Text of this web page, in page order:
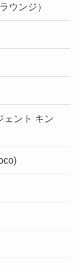
ウンジ）
ェント キン